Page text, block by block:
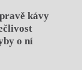
kávy
o ní